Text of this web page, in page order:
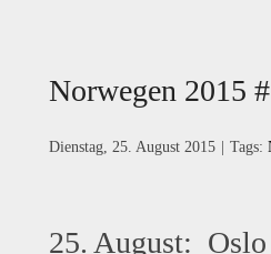
Norwegen 2015
Dienstag, 25. August 2015 Tags:
25. August: